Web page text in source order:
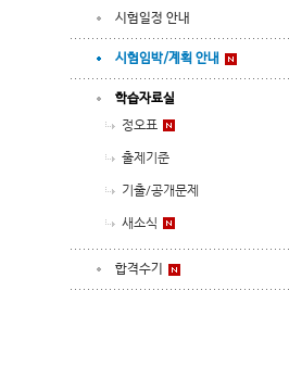
시험일정 안내
시험임박/계획 안내
학습자료실
정오표
출제기준
기출/공개문제
새소식
합격수기